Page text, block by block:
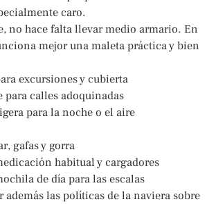
caro.
no hace falta llevar medio armario. En
mejor una maleta práctica y bien
excursiones y cubierta
para calles adoquinadas
para la noche o el aire
gafas y gorra
habitual y cargadores
de día para las escalas
además las políticas de la naviera sobre